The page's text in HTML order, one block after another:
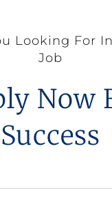
Looking For
Job
Now
Success